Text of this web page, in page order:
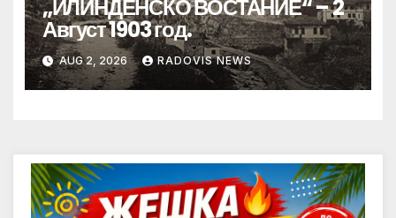
„ИЛИНДЕНСКО ВОСТАНИЕ“ – 2
Август 1903 год.
AUG 2, 2026 RADOVIS NEWS